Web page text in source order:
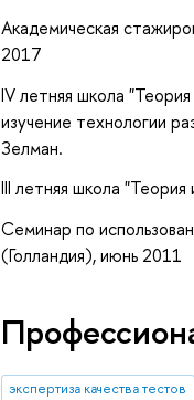
Академическая
2017
IV летняя школа
изучение технологии
Зелман.
III летняя школа
Cеминар по
(Голландия), июнь 2011
экспертиза качества тестов